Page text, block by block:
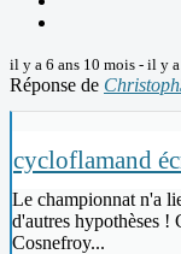
il y a 6 ans 10 mois - il y a
Réponse de
cycloflamand
Le championnat n'a
d'autres hypothèses !
Cosnefroy...